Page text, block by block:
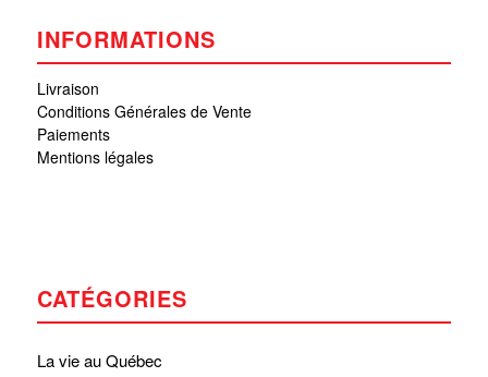
INFORMATIONS
Livraison
Conditions Générales de Vente
Paiements
Mentions légales
CATÉGORIES
La vie au Québec